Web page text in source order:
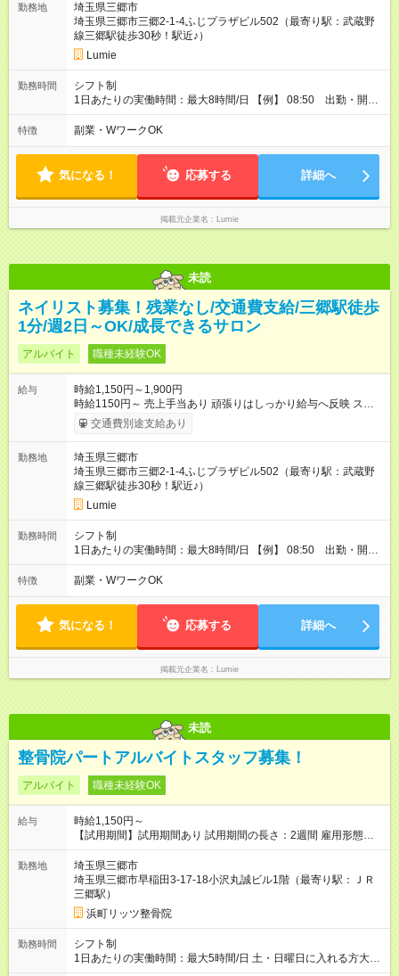
採用 給与：時給 1,145円以上 1か月試用期間。試用期間修了後６
か月有期雇用。無期転用社員登用あり。
勤務地
埼玉県三郷市
埼玉県三郷市三郷2-1-4ふじプラザビル502（最寄り駅：武蔵野
線三郷駅徒歩30秒！駅近♪）
Lumie
勤務時間
シフト制
1日あたりの実働時間：最大8時間/日 【例】 08:50 出勤・開店
準備・予約確認 09:00 午前のお客様の施術対応 13:00 休憩
14:00 午後のお客様対応・接客 18:00 片付け・カルテ確認・
す。 ※ 18:00以降勤務できる方は、 8時間勤務以降は残業扱いと
なります。
特徴 副業・WワークOK
気になる！ 応募する 詳細へ
掲載元企業名 Lumie
未読
ネイリスト募集！残業なし/交通費支給/三郷駅徒歩
1分/週2日～OK/成長できるサロン
アルバイト 職種未経験OK
給与
時給1,150円～1,900円
時給1150円～ 売上手当あり 頑張りはしっかり給与へ反映 スタ
ッフの実績に応じて昇給あり 【試用期間】試用期間あり 試用期
間の長さ：1ヶ月 ※ 雇用形態と給与に、本採用時と異なる部分が
給 1,145円以上 1か月試用期間。試用期間修了後６か月有期雇
用。無期転用社員登用あり。
交通費別途支給あり
勤務地
埼玉県三郷市
埼玉県三郷市三郷2-1-4ふじプラザビル502（最寄り駅：武蔵野
線三郷駅徒歩30秒！駅近♪）
Lumie
勤務時間
シフト制
1日あたりの実働時間：最大8時間/日 【例】 08:50 出勤・開店
準備・予約確認 09:00 午前のお客様の施術対応 13:00 休憩
14:00 午後のお客様対応・接客 18:00 片付け・カルテ確認・
す。 ※ 18:00以降勤務できる方は、 8時間勤務以降は残業扱いと
なります。
特徴 副業・WワークOK
気になる！ 応募する 詳細へ
掲載元企業名 Lumie
未読
整骨院パートアルバイトスタッフ募集！
アルバイト 職種未経験OK
給与
時給1,150円～
【試用期間】試用期間あり 試用期間の長さ：2週間 雇用形態、
給与は本採用時と同じです。
勤務地
埼玉県三郷市
埼玉県三郷市早稲田3-17-18小沢丸誠ビル1階（最寄り駅：ＪＲ
三郷駅）
浜町リッツ整骨院
勤務時間
シフト制
1日あたりの実働時間：最大5時間/日 土・日曜日に入れる方大歓
迎 ⭐︎新体制のため２～３人募集 (土)(日) 8:00～13:00 平日